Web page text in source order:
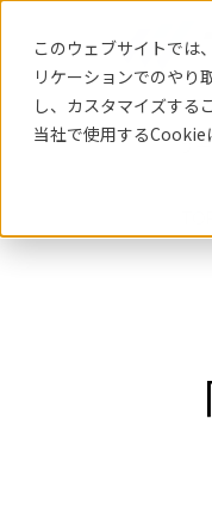
このウェブサイトでは
リケーションでのやり
し、カスタマイズする
当社で使用するCookie
サ